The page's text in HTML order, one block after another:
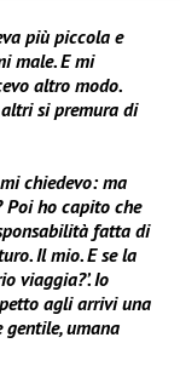
più piccola e
male. E mi
altro modo.
si premura di
chiedevo: ma
Poi ho capito che
fatta di
Il mio. E se la
viaggia?’. Io
agli arrivi una
umana